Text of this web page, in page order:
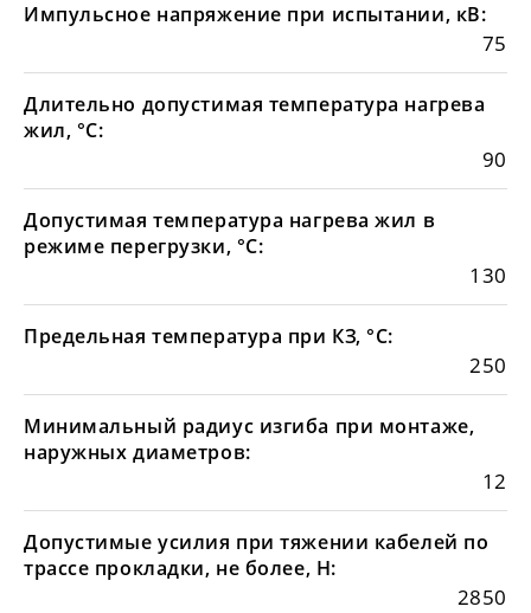
Импульсное напряжение при испытании, кВ:
75
Длительно допустимая температура нагрева
жил, °С:
90
Допустимая температура нагрева жил в
режиме перегрузки, °С:
130
Предельная температура при КЗ, °С:
250
Минимальный радиус изгиба при монтаже,
наружных диаметров:
12
Допустимые усилия при тяжении кабелей по
трассе прокладки, не более, Н:
2850